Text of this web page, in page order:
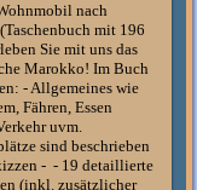
nach
mit 196
Sie mit uns das
Marokko! Im Buch
- Allgemeines wie
Fähren, Essen
uvm.
sind beschrieben
- - 19 detaillierte
(inkl. zusätzlicher